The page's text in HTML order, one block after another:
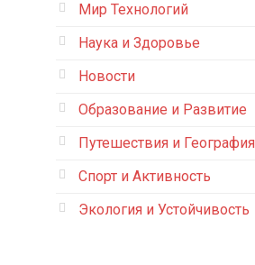
Мир Технологий
Наука и Здоровье
Новости
Образование и Развитие
Путешествия и География
Спорт и Активность
Экология и Устойчивость